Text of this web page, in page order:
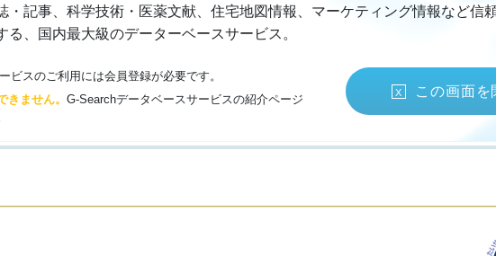
・記事、科学技術・医薬文献、住宅地図情報、マーケティング情報など信
る、国内最大級のデーターベースサービス。
ビスのご利用には会員登録が必要です。
きません。G-Searchデータベースサービスの紹介ページ
この画面を